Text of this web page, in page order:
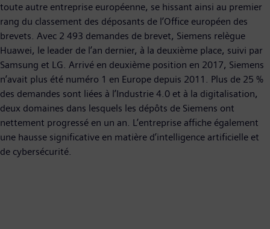
toute autre entreprise européenne, se hissant ainsi au premier
rang du classement des déposants de l’Office européen des
brevets. Avec 2 493 demandes de brevet, Siemens relègue
Huawei, le leader de l’an dernier, à la deuxième place, suivi par
Samsung et LG. Arrivé en deuxième position en 2017, Siemens
n’avait plus été numéro 1 en Europe depuis 2011. Plus de 25 %
des demandes sont liées à l’Industrie 4.0 et à la digitalisation,
deux domaines dans lesquels les dépôts de Siemens ont
nettement progressé en un an. L’entreprise affiche également
une hausse significative en matière d’intelligence artificielle et
de cybersécurité.